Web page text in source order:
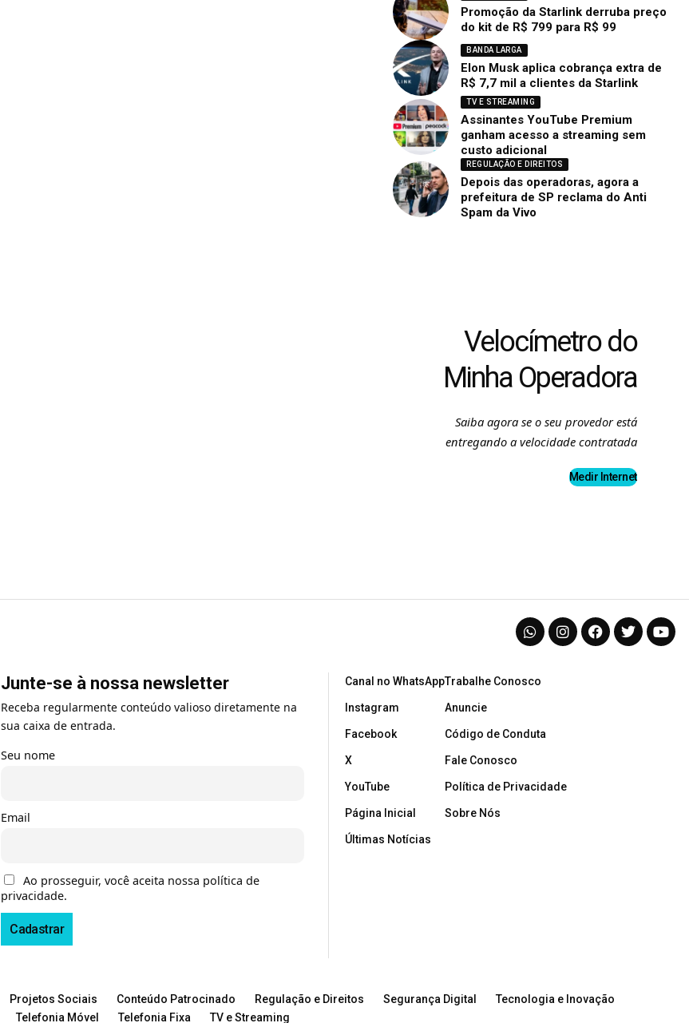
Promoção da Starlink derruba preço
do kit de R$ 799 para R$ 99
BANDA LARGA
Elon Musk aplica cobrança extra de
R$ 7,7 mil a clientes da Starlink
TV E STREAMING
Assinantes YouTube Premium
ganham acesso a streaming sem
custo adicional
REGULAÇÃO E DIREITOS
Depois das operadoras, agora a
prefeitura de SP reclama do Anti
Spam da Vivo
Velocímetro do
Minha Operadora
Saiba agora se o seu provedor está
entregando a velocidade contratada
Medir Internet
Junte-se à nossa newsletter
Receba regularmente conteúdo valioso diretamente na
sua caixa de entrada.
Seu nome
Email
Ao prosseguir, você aceita nossa política de
privacidade.
Canal no WhatsApp
Instagram
Facebook
X
YouTube
Página Inicial
Últimas Notícias
Trabalhe Conosco
Anuncie
Código de Conduta
Fale Conosco
Política de Privacidade
Sobre Nós
Projetos Sociais Conteúdo Patrocinado Regulação e Direitos Segurança Digital
Tecnologia e Inovação
Telefonia Móvel
Telefonia Fixa TV e Streaming